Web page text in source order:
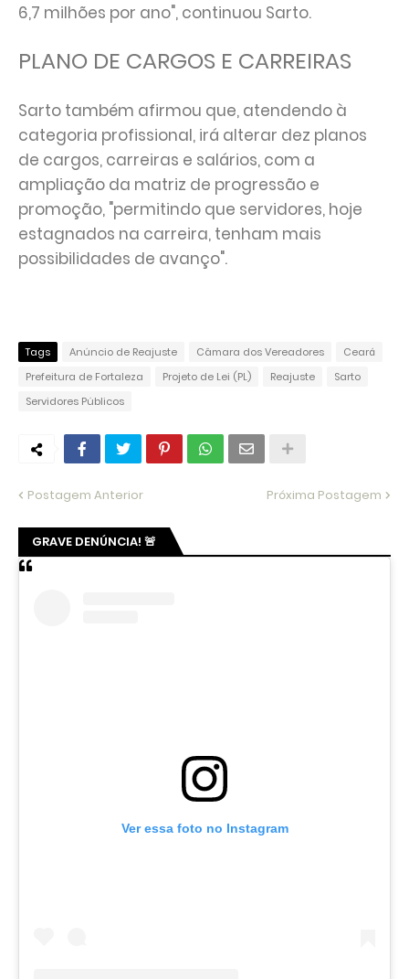
6,7 milhões por ano", continuou Sarto.
PLANO DE CARGOS E CARREIRAS
Sarto também afirmou que, atendendo à
categoria profissional, irá alterar dez planos
de cargos, carreiras e salários, com a
ampliação da matriz de progressão e
promoção, "permitindo que servidores, hoje
estagnados na carreira, tenham mais
possibilidades de avanço".
Tags Anúncio de Reajuste Câmara dos Vereadores
Ceará
Prefeitura de Fortaleza
Projeto de Lei (PL) Reajuste
Sarto
Servidores Públicos
Postagem Anterior Próxima Postagem
GRAVE DENÚNCIA! 🚨
Ver essa foto no Instagram